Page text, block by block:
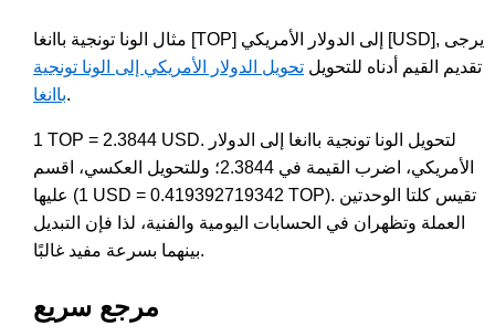
مثال الونا تونجية باانغا [TOP] إلى الدولار الأمريكي [USD], يرجى
تقديم القيم أدناه للتحويل تحويل الدولار الأمريكي إلى الونا تونجية
باانغا.
1 TOP = 2.3844 USD. لتحويل الونا تونجية باانغا إلى الدولار
الأمريكي، اضرب القيمة في 2.3844؛ وللتحويل العكسي، اقسم
عليها (1 USD = 0.419392719342 TOP). تقيس كلتا الوحدتين
العملة وتظهران في الحسابات اليومية والفنية، لذا فإن التبديل
بينهما بسرعة مفيد غالبًا.
مرجع سريع